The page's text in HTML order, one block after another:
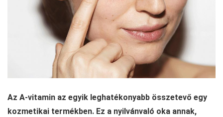
Az A-vitamin az egyik leghatékonyabb összetevő egy
kozmetikai termékben. Ez a nyilvánvaló oka annak,